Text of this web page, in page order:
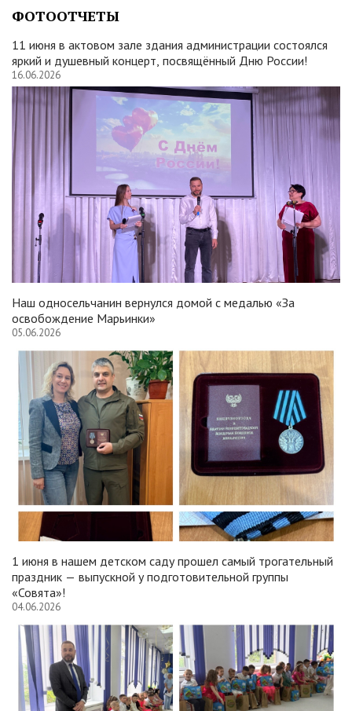
ФОТООТЧЕТЫ
11 июня в актовом зале здания администрации состоялся
яркий и душевный концерт, посвящённый Дню России!
16.06.2026
Наш односельчанин вернулся домой с медалью «За
освобождение Марьинки»
05.06.2026
1 июня в нашем детском саду прошел самый трогательный
праздник — выпускной у подготовительной группы
«Совята»!
04.06.2026